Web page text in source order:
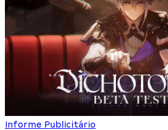
Informe Publicitário